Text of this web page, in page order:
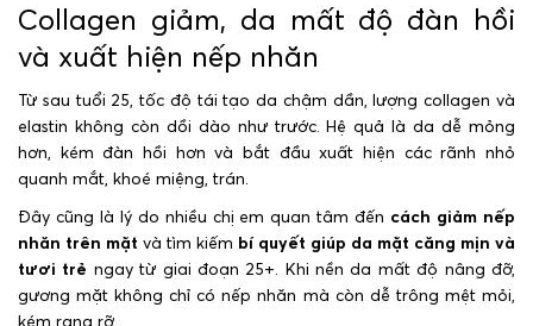
Collagen giảm, da mất độ đàn hồi
và xuất hiện nếp nhăn
Từ sau tuổi 25, tốc độ tái tạo da chậm dần, lượng collagen và
elastin không còn dồi dào như trước. Hệ quả là da dễ mỏng
hơn, kém đàn hồi hơn và bắt đầu xuất hiện các rãnh nhỏ
quanh mắt, khoé miệng, trán.
Đây cũng là lý do nhiều chị em quan tâm đến cách giảm nếp
nhăn trên mặt và tìm kiếm bí quyết giúp da mặt căng mịn và
tươi trẻ ngay từ giai đoạn 25+. Khi nền da mất độ nâng đỡ,
gương mặt không chỉ có nếp nhăn mà còn dễ trông mệt mỏi,
kém rạng rỡ.